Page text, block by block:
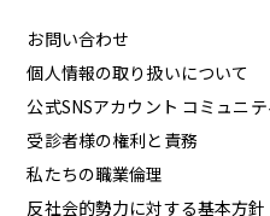
お問い合わせ
個人情報の取り扱いについて
公式SNSアカウント コミュニ
受診者様の権利と責務
私たちの職業倫理
反社会的勢力に対する基本方針